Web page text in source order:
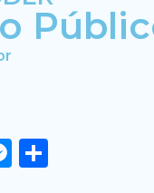
Messenger